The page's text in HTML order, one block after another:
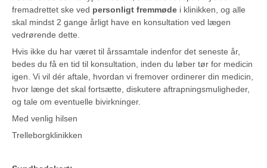
fremadrettet ske ved personligt fremmøde i klinikken, og alle
skal mindst 2 gange årligt have en konsultation ved lægen
vedrørende dette.
Hvis ikke du har været til årssamtale indenfor det seneste år,
bedes du få en tid til konsultation, inden du løber tør for medicin
igen. Vi vil dér aftale, hvordan vi fremover ordinerer din medicin,
hvor længe det skal fortsætte, diskutere aftrapningsmuligheder,
og tale om eventuelle bivirkninger.
Med venlig hilsen
Trelleborgklinikken